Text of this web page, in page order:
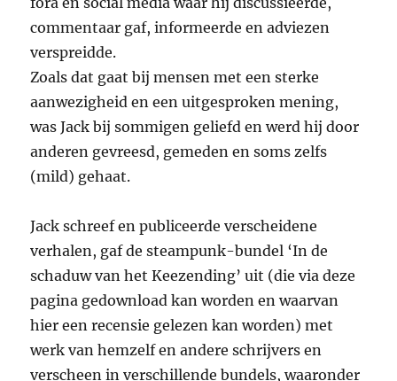
commentaar gaf, informeerde en adviezen
verspreidde.
Zoals dat gaat bij mensen met een sterke
aanwezigheid en een uitgesproken mening,
was Jack bij sommigen geliefd en werd hij door
anderen gevreesd, gemeden en soms zelfs
(mild) gehaat.
Jack schreef en publiceerde verscheidene
verhalen, gaf de steampunk-bundel ‘In de
schaduw van het Keezending’ uit (die via deze
pagina gedownload kan worden en waarvan
hier een recensie gelezen kan worden) met
werk van hemzelf en andere schrijvers en
verscheen in verschillende bundels, waaronder